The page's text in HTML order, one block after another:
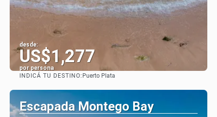
desde:
US$1,277
por persona
INDICÁ TU DESTINO: Puerto Plata
Escapada Montego Bay